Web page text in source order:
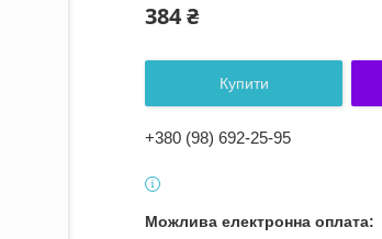
384 ₴
Купити
+380 (98) 692-25-95